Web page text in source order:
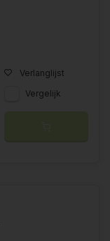
Verlanglijst
Vergelijk